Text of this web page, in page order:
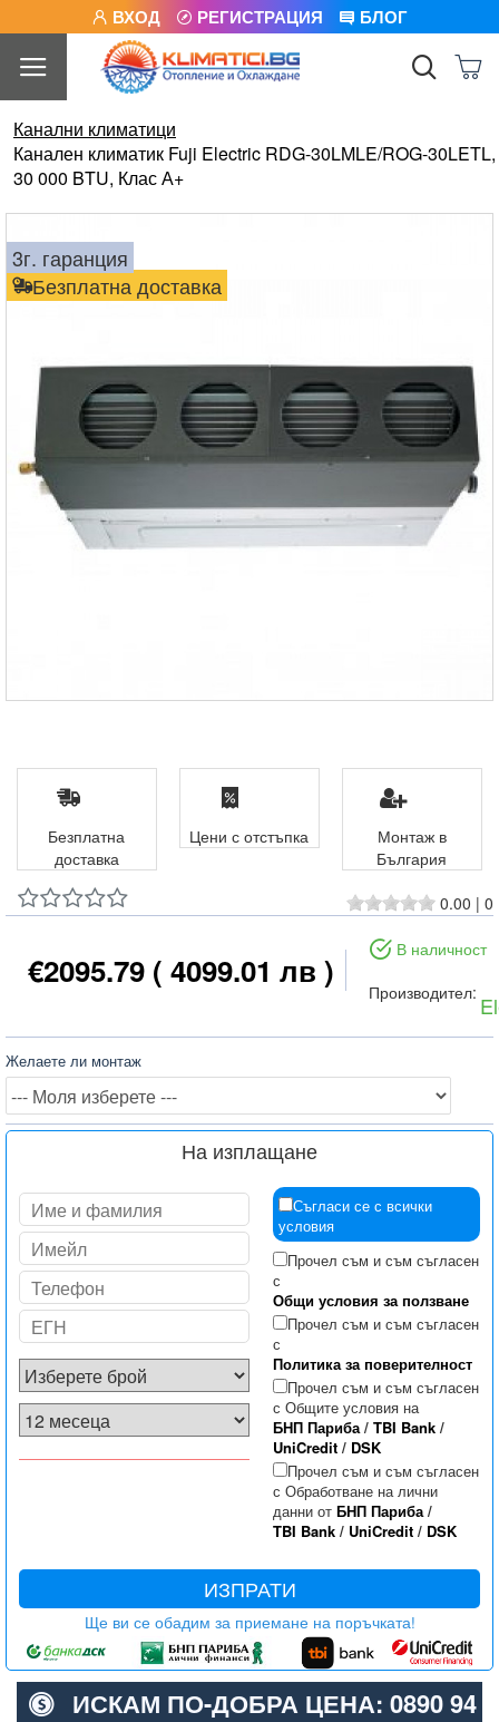
ВХОД РЕГИСТРАЦИЯ БЛОГ
Канални климатици
Канален климатик Fuji Electric RDG-30LMLE/ROG-30LETL,
30 000 BTU, Клас А+
Безплатна доставка
3г. гаранция
0.00 | 0
€2095.79 ( 4099.01 лв )
В наличност
Производител:
Желаете ли монтаж
На изплащане
Съгласи се с всички
условия
Прочел съм и съм съгласен
с
Общи условия за ползване
Прочел съм и съм съгласен
с
Политика за поверителност
Прочел съм и съм съгласен
с Общите условия на
БНП Париба/ TBI Bank/
UniCredit/ DSK
Прочел съм и съм съгласен
с Обработване на лични
данни от БНП Париба/
TBI Bank/ UniCredit/ DSK
ИЗПРАТИ
Ще ви се обадим за приемане на поръчката!
Безплатна
доставка
Цени с отстъпка
Монтаж в
България
ИСКАМ ПО-ДОБРА ЦЕНА: 0890 94